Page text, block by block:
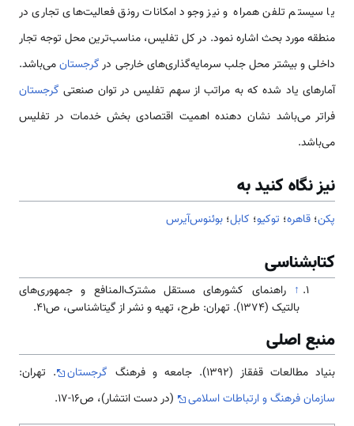
یا سیستم تلفن همراه و نیز وجود امکانات رونق فعالیت‌های تجاری در
منطقه مورد بحث اشاره نمود. در کل تفلیس، مناسب‌ترین محل توجه تجار
داخلی و بیشتر محل جلب سرمایه‌گذاری‌های خارجی درگرجستانمی‌باشد.
آمارهای یاد شده که به مراتب از سهم تفلیس در توان صنعتی گرجستان
فراتر می‌باشد نشان دهنده اهمیت اقتصادی بخش خدمات در تفلیس
می‌باشد.
نیز نگاه کنید به
پکن؛ قاهره؛ توکیو؛ کابل؛ بوئنوس‌آیرس
کتابشناسی
↑ راهنمای کشورهای مستقل مشترک‌المنافع و جمهوری‌های
بالتیک (1374). تهران: طرح، تهیه و نشر از گیتاشناسی، ص41.
منبع اصلی
بنیاد مطالعات قفقاز (۱۳۹۲). جامعه و فرهنگ گرجستان
. تهران:
سازمان فرهنگ و ارتباطات اسلامی
(در دست انتشار)، ص16-17.